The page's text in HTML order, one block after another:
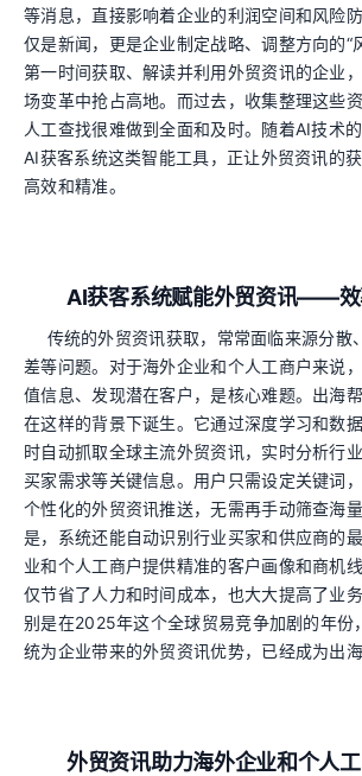
等消息，直接影响着企业的利润空间和风险
仅是新闻，更是企业制定战略、调整方向的“
第一时间获取、解读并利用外贸资讯的企业
场变革中抢占高地。而过去，收集整理这些
人工查找很难做到全面和及时。随着AI技术
AI获客系统这类智能工具，正让外贸资讯的
高效和精准。
AI获客系统赋能外贸资讯——效
传统的外贸资讯获取，常常面临来源分散
差等问题。对于海外企业和个人工商户来说
值信息、发现潜在客户，是核心难题。出海
在这样的背景下诞生。它通过深度学习和数
时自动抓取全球主流外贸资讯，实时分析行
买家需求等关键信息。用户只需设定关键词
个性化的外贸资讯推送，无需再手动筛查海
是，系统还能自动识别行业买家和供应商的
业和个人工商户提供精准的客户画像和商机
仅节省了人力和时间成本，也大大提高了业
别是在2025年这个全球贸易竞争加剧的年份
统为企业带来的外贸资讯优势，已经成为出海
外贸资讯助力海外企业和个人